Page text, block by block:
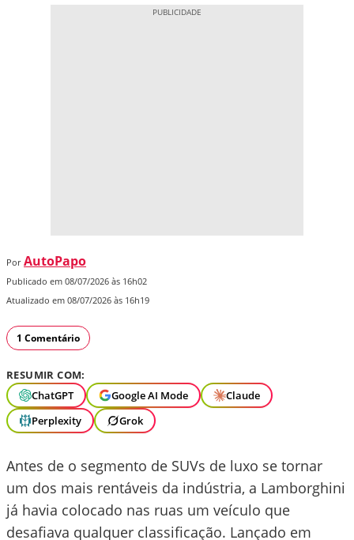
Por AutoPapo
Publicado em 08/07/2026 às 16h02
Atualizado em 08/07/2026 às 16h19
1 Comentário
RESUMIR COM:
ChatGPT
Google AI Mode
Claude
Perplexity
Grok
Antes de o segmento de SUVs de luxo se tornar
um dos mais rentáveis da indústria, a Lamborghini
já havia colocado nas ruas um veículo que
desafiava qualquer classificação. Lançado em